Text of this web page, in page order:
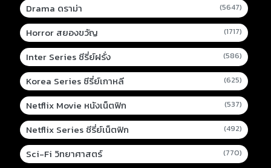
Drama ดราม่า (5647)
Horror สยองขวัญ (1717)
Inter Series ซีรี่ย์ฝรั่ง (586)
Korea Series ซีรี่ย์เกาหลี (625)
Netflix Movie หนังเน็ตฟิก (537)
Netflix Series ซีรี่ย์เน็ตฟิก (492)
Sci-Fi วิทยาศาสตร์ (770)